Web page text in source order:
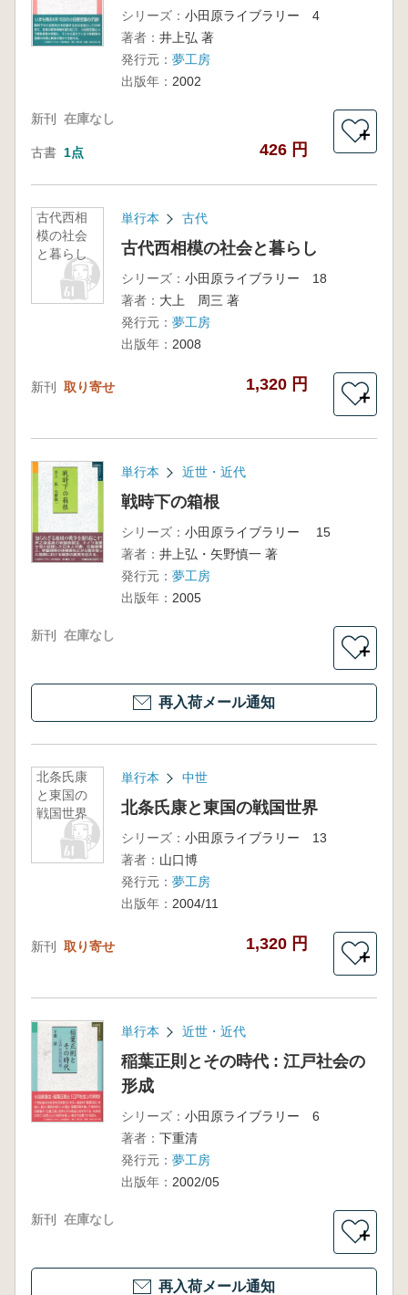
シリーズ： 小田原ライブラリー 4
著者： 井上弘 著
発行元： 夢工房
出版年： 2002
新刊 在庫なし
古書 1点 426 円
＋
古代西相
模の社会
と暮らし
単行本 古代
古代西相模の社会と暮らし
シリーズ： 小田原ライブラリー 18
著者： 大上 周三 著
発行元： 夢工房
出版年： 2008
新刊 取り寄せ 1,320 円
＋
単行本 近世・近代
戦時下の箱根
シリーズ： 小田原ライブラリー 15
著者： 井上弘・矢野慎一 著
発行元： 夢工房
出版年： 2005
新刊 在庫なし
＋
再入荷メール通知
北条氏康
と東国の
戦国世界
単行本 中世
北条氏康と東国の戦国世界
シリーズ： 小田原ライブラリー 13
著者： 山口博
発行元： 夢工房
出版年： 2004/11
新刊 取り寄せ 1,320 円
＋
単行本 近世・近代
稲葉正則とその時代 : 江戸社会の
形成
シリーズ： 小田原ライブラリー 6
著者： 下重清
発行元： 夢工房
出版年： 2002/05
新刊 在庫なし
＋
再入荷メール通知